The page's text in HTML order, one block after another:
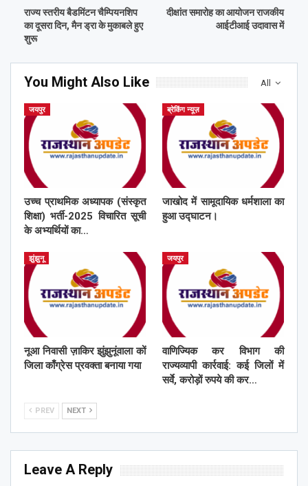
राज्य स्तरीय बैडमिंटन चैम्पियनशिप
का दूसरा दिन, मैन ड्रा के मुकाबले हुए
शुरू
दीक्षांत समारोह का आयोजन राजकीय
आईटीआई उदावास में
All
You Might Also Like
जयपुर
उच्च प्राथमिक अध्यापक (संस्कृत
शिक्षा) भर्ती-2025 विचारित सूची
के अभ्यर्थियों का…
ब्रेकिंग न्यूज़
जाखोद में सामूदायिक धर्मशाला का
हुआ उद्घाटन।
झुंझुनू
नूआ निवासी ज़ाकिर झुंझुनूंवाला कों
जिला काँग्रेस प्रवक्ता बनाया गया
जयपुर
वाणिज्यिक कर विभाग की
राज्यव्यापी कार्रवाई: कई जिलों में
सर्वे, करोड़ों रुपये की कर…
PREV NEXT
Leave A Reply